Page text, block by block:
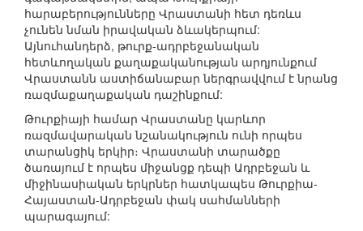
հարաբերությունները Վրաստանի հետ դեռևս
չունեն նման իրավական ձևակերպում:
Այնուհանդերձ, թուրք-ադրբեջանական
հետևողական քաղաքականության արդյունքում
Վրաստանն աստիճանաբար ներգրավվում է նրանց
ռազմաքաղաքական դաշինքում:
Թուրքիայի համար Վրաստանը կարևոր
ռազմավարական նշանակություն ունի որպես
տարանցիկ երկիր։ Վրաստանի տարածքը
ծառայում է որպես միջանցք դեպի Ադրբեջան և
միջինասիական երկրներ հատկապես Թուրքիա-
Հայաստան-Ադրբեջան փակ սահմանների
պարագայում: